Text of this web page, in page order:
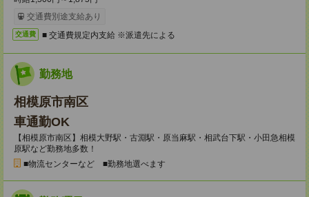
交通費別途支給あり
交通費 ■ 交通費規定内支給 ※派遣先による
勤務地
相模原市南区
車通勤OK
【相模原市南区】相模大野駅・古淵駅・原当麻駅・相武台下駅・小田急相模
原駅など勤務地多数！
■物流センターなど ■勤務地選べます